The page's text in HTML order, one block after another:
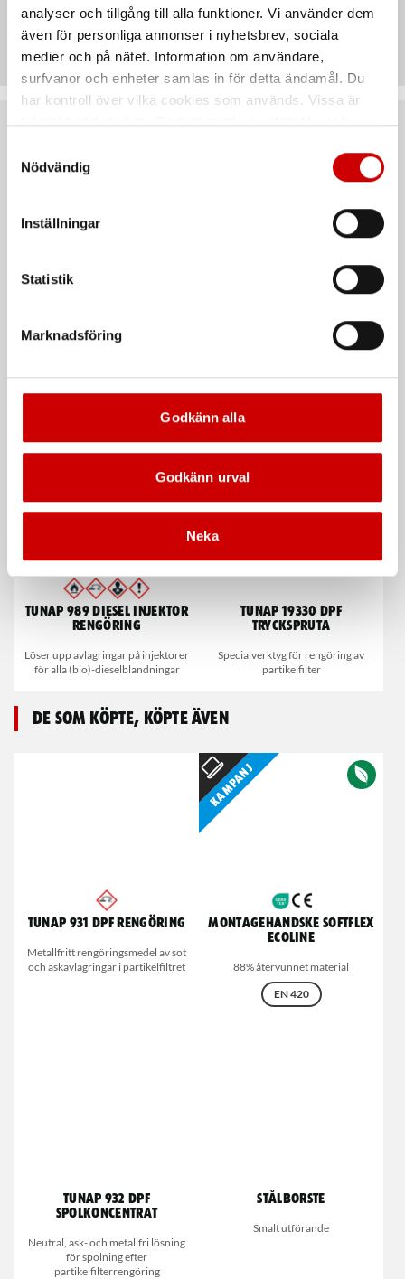
analyser och tillgång till alla funktioner. Vi använder dem
även för personliga annonser i nyhetsbrev, sociala
medier och på nätet. Information om användare,
surfvanor och enheter samlas in för detta ändamål. Du
har kontroll över vilka cookies som används. Vissa är
tekniskt nödvändiga. Godkännande av statistik- och
länder utanför EU med olika dataskyddsnormer. Genom
att godkänna samtycker du till sådana överföringar. Läs
Nödvändig
Inställningar
Statistik
Marknadsföring
Godkänn alla
Godkänn urval
Neka
Teknisk data
Tunap 931 DPF Rengöring
Metallfritt rengöringsmedel av sot
och askavlagringar i partikelfiltret
Tunap 932 DPF
Neutral, ask- och metallfri lösning
partikelfilterrengöring
Tunap 989 Diesel Injektor
Rengöring
Löser upp avlagringar på injektorer
för alla (bio)-dieselblandningar
Tunap 19330 DPF
Tryckspruta
Specialverktyg för rengöring av
partikelfilter
De som köpte, köpte även
Tunap 931 DPF Rengöring
Metallfritt rengöringsmedel av sot
och askavlagringar i partikelfiltret
Kampanj
Montagehandske Softflex
Ecoline
88% återvunnet material
EN 420
Tunap 932 DPF
Spolkoncentrat
Neutral, ask- och metallfri lösning
för spolning efter
partikelfilterrengöring
Stålborste
Smalt utförande